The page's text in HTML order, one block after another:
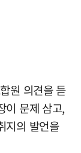
원 의견을 듣
이 문제 삼고,
지의 발언을